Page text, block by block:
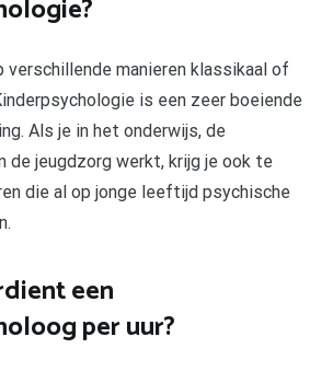
verschillende manieren klassikaal of
is een zeer boeiende
Als je in het onderwijs, de
de jeugdzorg werkt, krijg je ook te
die al op jonge leeftijd psychische
een
per uur?